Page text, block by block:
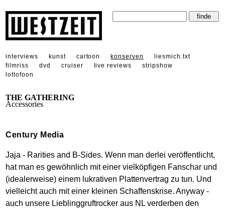
interviews kunst cartoon konserven
liesmich.txt
filmriss
dvd cruiser live reviews
stripshow
lottofoon
THE GATHERING
Accessories
Century Media
Jaja - Rarities and B-Sides. Wenn man derlei veröffentlicht,
hat man es gewöhnlich mit einer vielköpfigen Fanschar und
(idealerweise) einem lukrativen Plattenvertrag zu tun. Und
vielleicht auch mit einer kleinen Schaffenskrise. Anyway -
auch unsere Lieblinggruftrocker aus NL verderben den